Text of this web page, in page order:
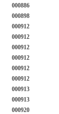
000886
000898
000912
000912
000912
000912
000912
000912
000913
000913
000920